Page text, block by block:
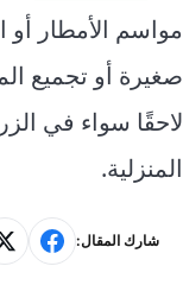
مواسم الأمطار
صغيرة أو تجميع
لاحقًا سواء في
المنزلية.
شارك المقال: